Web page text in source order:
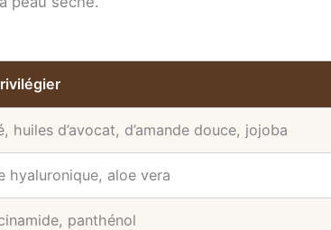
huiles d’avocat, d’amande douce, jojoba
hyaluronique, aloe vera
panthénol